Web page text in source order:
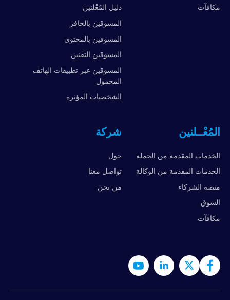
مكافآت
دليل المُعْلنين
المسوقين بالحافز
المسوقين بالمحتوى
المسوقين التقنين
المسوقين عبر تطبيقات الهاتف
المحمول
الشخصيات المؤثرة
المُعْــلنين
الخدمات المقدمة من الحملة
الخدمات المقدمة من الوكالة
منصة الشركاء
السوق
مكافآت
شركة
حول
تواصل معنا
من نحن